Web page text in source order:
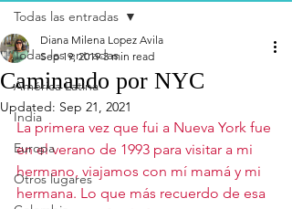
Todas las entradas
América Latina
India
Europa
Otros lugares
Todas las entradas
Caminando por NYC
Diana Milena Lopez Avila
Sep 19, 2019 3 min read
Updated: Sep 21, 2021
La primera vez que fui a Nueva York fue
en el verano de 1993 para visitar a mi
hermano, viajamos con mí mamá y mi
hermana. Lo que más recuerdo de esa